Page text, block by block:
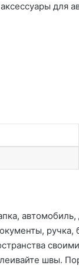
для
ручка,
швы.